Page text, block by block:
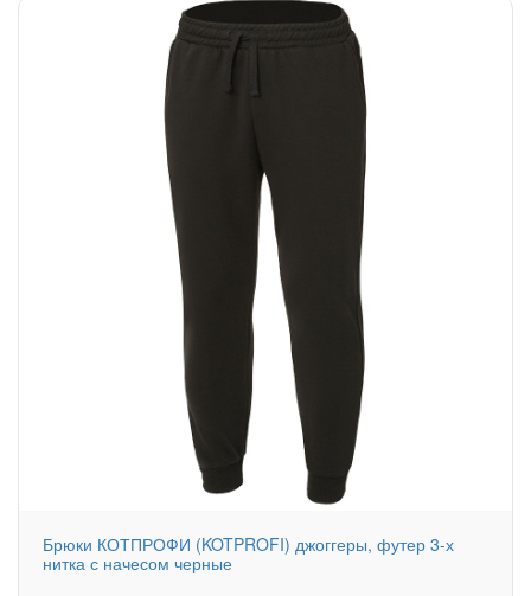
Брюки КОТПРОФИ (KOTPROFI) джоггеры, футер 3-х
нитка с начесом черные